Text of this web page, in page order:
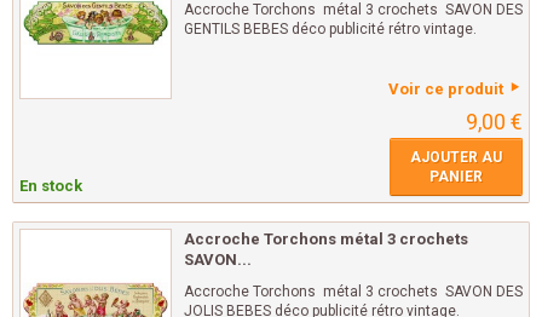
Accroche Torchons métal 3 crochets SAVON DES
GENTILS BEBES déco publicité rétro vintage.
Voir ce produit
9,00 €
En stock
AJOUTER AU
PANIER
Accroche Torchons métal 3 crochets
SAVON...
Accroche Torchons métal 3 crochets SAVON DES
JOLIS BEBES déco publicité rétro vintage.